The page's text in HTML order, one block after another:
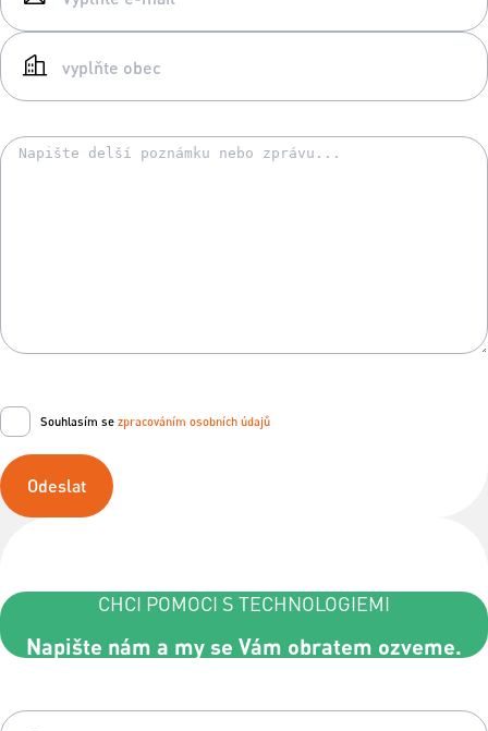
Souhlasím se zpracováním osobních údajů
Odeslat
CHCI POMOCI S TECHNOLOGIEMI
Napište nám a my se Vám obratem ozveme.